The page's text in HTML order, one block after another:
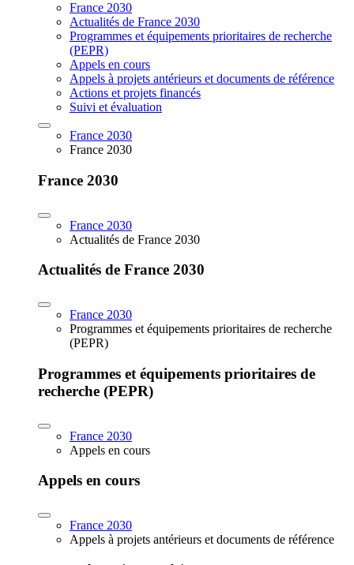
France 2030
Actualités de France 2030
Programmes et équipements prioritaires de recherche
(PEPR)
Appels en cours
Appels à projets antérieurs et documents de référence
Actions et projets financés
Suivi et évaluation
France 2030
France 2030
France 2030
France 2030
Actualités de France 2030
Actualités de France 2030
France 2030
Programmes et équipements prioritaires de recherche
(PEPR)
Programmes et équipements prioritaires de
recherche (PEPR)
France 2030
Appels en cours
Appels en cours
France 2030
Appels à projets antérieurs et documents de référence